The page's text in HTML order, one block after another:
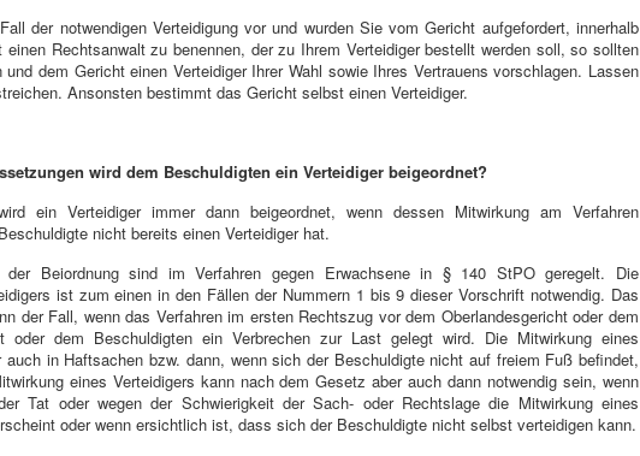
der notwendigen Verteidigung vor und wurden Sie vom Gericht aufgefordert, innerhalb
Rechtsanwalt zu benennen, der zu Ihrem Verteidiger bestellt werden soll, so sollten
dem Gericht einen Verteidiger Ihrer Wahl sowie Ihres Vertrauens vorschlagen. Lassen
Ansonsten bestimmt das Gericht selbst einen Verteidiger.
wird dem Beschuldigten ein Verteidiger beigeordnet?
ein Verteidiger immer dann beigeordnet, wenn dessen Mitwirkung am Verfahren
nicht bereits einen Verteidiger hat.
der Beiordnung sind im Verfahren gegen Erwachsene in § 140 StPO geregelt. Die
ist zum einen in den Fällen der Nummern 1 bis 9 dieser Vorschrift notwendig. Das
der Fall, wenn das Verfahren im ersten Rechtszug vor dem Oberlandesgericht oder dem
oder dem Beschuldigten ein Verbrechen zur Last gelegt wird. Die Mitwirkung eines
auch in Haftsachen bzw. dann, wenn sich der Beschuldigte nicht auf freiem Fuß befindet,
eines Verteidigers kann nach dem Gesetz aber auch dann notwendig sein, wenn
Tat oder wegen der Schwierigkeit der Sach- oder Rechtslage die Mitwirkung eines
oder wenn ersichtlich ist, dass sich der Beschuldigte nicht selbst verteidigen kann.